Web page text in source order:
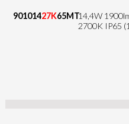
90101427K65MT14,4W
2700K IP65